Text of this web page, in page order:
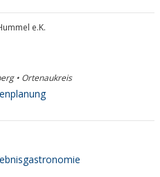
e.K.
• Ortenaukreis